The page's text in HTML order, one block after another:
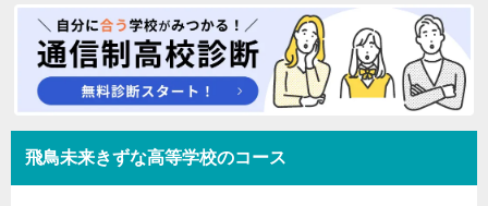
飛鳥未来きずな高等学校のコース